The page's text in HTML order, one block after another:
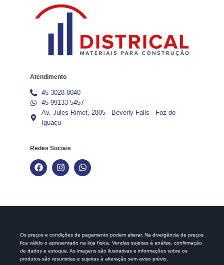
Atendimento
45 3028-8040
45 99133-5457
Av. Jules Rimet, 2805 - Beverly Falls - Foz do
Iguaçu
Redes Sociais
Os preços e condições de pagamento podem alterar. Na divergência de preços
fica válido o apresentado na loja física. Vendas sujeitas à análise, confirmação
de dados e estoque. As imagens são ilustrativas e informações sobre os
produtos são resumidas e sujeitas à alteração sem aviso prévio.